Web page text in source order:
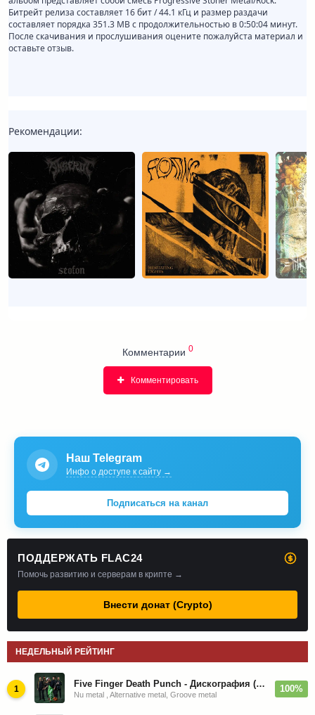
Битрейт релиза составляет 16 бит / 44.1 кГц и размер раздачи
составляет порядка 351.3 MB с продолжительностью в 0:50:04 минут.
После скачивания и прослушивания оцените пожалуйста материал и
оставьте отзыв.
Рекомендации:
Комментарии 0
Комментировать
Наш Telegram
Инфо о доступе к сайту →
Подписаться на канал
ПОДДЕРЖАТЬ FLAC24
Помочь развитию и серверам в крипте →
Внести донат (Crypto)
НЕДЕЛЬНЫЙ РЕЙТИНГ
1 Five Finger Death Punch - Дискография (2008-2026)
Nu metal , Alternative metal, Groove metal
100%